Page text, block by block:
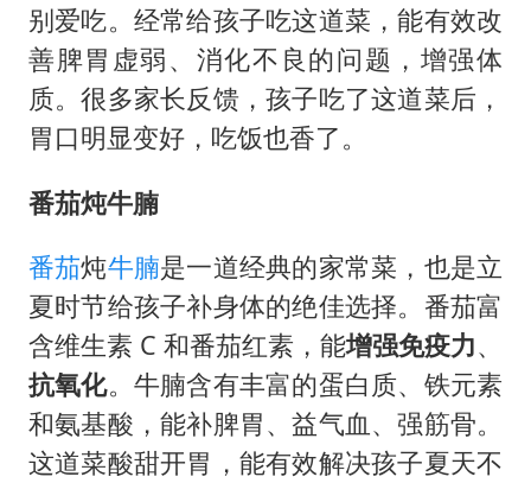
别爱吃。经常给孩子吃这道菜，能有效改
善脾胃虚弱、消化不良的问题，增强体
质。很多家长反馈，孩子吃了这道菜后，
胃口明显变好，吃饭也香了。
番茄炖牛腩
番茄炖牛腩是一道经典的家常菜，也是立
夏时节给孩子补身体的绝佳选择。番茄富
含维生素 C 和番茄红素，能增强免疫力、
抗氧化。牛腩含有丰富的蛋白质、铁元素
和氨基酸，能补脾胃、益气血、强筋骨。
这道菜酸甜开胃，能有效解决孩子夏天不